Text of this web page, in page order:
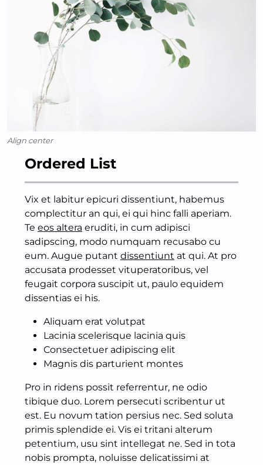
Align center
Ordered List
Vix et labitur epicuri dissentiunt, habemus
complectitur an qui, ei qui hinc falli aperiam.
Te eos altera eruditi, in cum adipisci
sadipscing, modo numquam recusabo cu
eum. Augue putant dissentiunt at qui. At pro
accusata prodesset vituperatoribus, vel
feugait corpora suscipit ut, paulo equidem
dissentias ei his.
Aliquam erat volutpat
Lacinia scelerisque lacinia quis
Consectetuer adipiscing elit
Magnis dis parturient montes
Pro in ridens possit referrentur, ne odio
tibique duo. Lorem persecuti scribentur ut
est. Eu novum tation persius nec. Sed soluta
primis splendide ei. Vis ei tritani alterum
petentium, usu sint intellegat ne. Sed in tota
nobis prompta, noluisse delicatissimi at